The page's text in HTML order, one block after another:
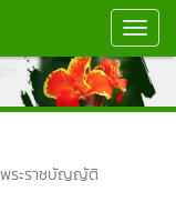
พระราชบัญญัติ